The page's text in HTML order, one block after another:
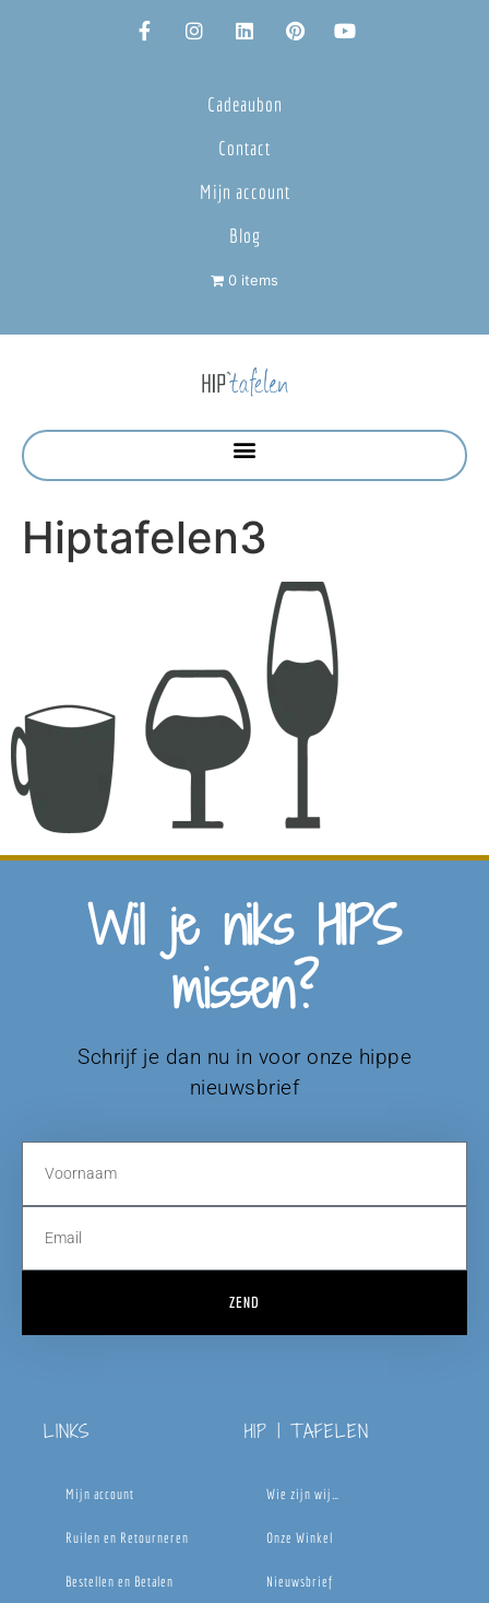
Cadeaubon
Contact
Mijn account
Blog
0 items
Hiptafelen3
Wil je niks HIPS
missen?
Schrijf je dan nu in voor onze hippe
nieuwsbrief
ZEND
LINKS
Mijn account
Ruilen en Retourneren
Bestellen en Betalen
HIP | TAFELEN
Wie zijn wij…
Onze Winkel
Nieuwsbrief